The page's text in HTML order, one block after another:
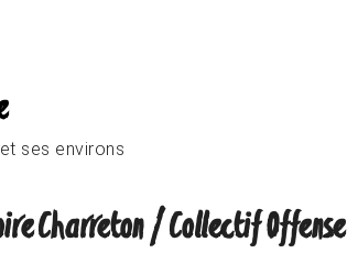
ses environs
Charreton / Collectif Offense